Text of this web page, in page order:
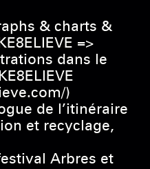
& charts &
=>
dans le
)
de l’itinéraire
et recyclage,
Arbres et